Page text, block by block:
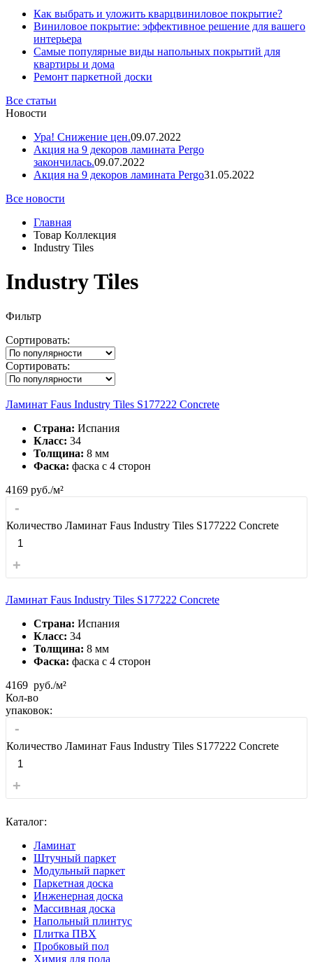
Как выбрать и уложить кварцвиниловое покрытие?
Виниловое покрытие: эффективное решение для вашего
интерьера
Самые популярные виды напольных покрытий для
квартиры и дома
Ремонт паркетной доски
Все статьи
Новости
Ура! Снижение цен.09.07.2022
Акция на 9 декоров ламината Pergo
закончилась.09.07.2022
Акция на 9 декоров ламината Pergo31.05.2022
Все новости
Главная
Товар Коллекция
Industry Tiles
Industry Tiles
Фильтр
Сортировать:
Сортировать:
Ламинат Faus Industry Tiles S177222 Concrete
Страна: Испания
Класс: 34
Толщина: 8 мм
Фаска: фаска с 4 сторон
4169 руб./м²
-
Количество Ламинат Faus Industry Tiles S177222 Concrete
+
Ламинат Faus Industry Tiles S177222 Concrete
Страна: Испания
Класс: 34
Толщина: 8 мм
Фаска: фаска с 4 сторон
4169 руб./м²
Кол-во
упаковок:
-
Количество Ламинат Faus Industry Tiles S177222 Concrete
+
Каталог:
Ламинат
Штучный паркет
Модульный паркет
Паркетная доска
Инженерная доска
Массивная доска
Напольный плинтус
Плитка ПВХ
Пробковый пол
Химия для пола